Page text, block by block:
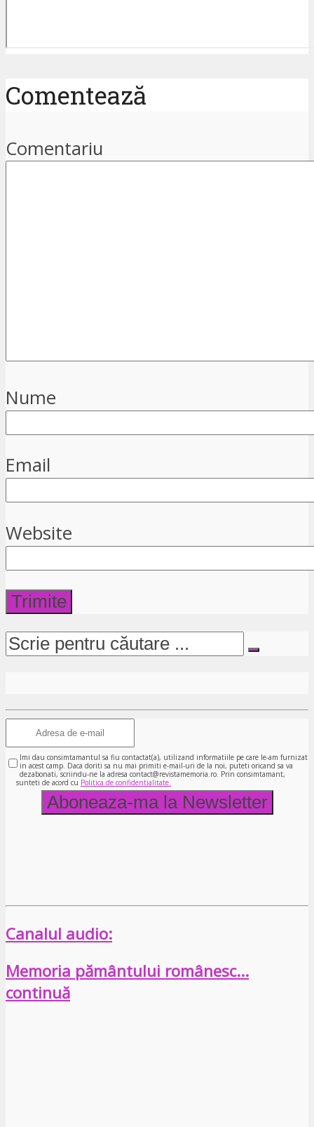
Comentează
Comentariu
Nume
Email
Website
Imi dau consimtamantul sa fiu contactat(a), utilizand informatiile pe care le-am furnizat
in acest camp. Daca doriti sa nu mai primiti e-mail-uri de la noi, puteti oricand sa va
dezabonati, scriindu-ne la adresa contact@revistamemoria.ro. Prin consimtamant,
sunteti de acord cu Politica de confidentialitate.
Canalul audio:
Memoria pământului românesc…
continuă